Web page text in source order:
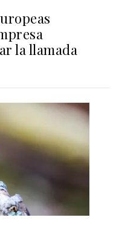
la llamada